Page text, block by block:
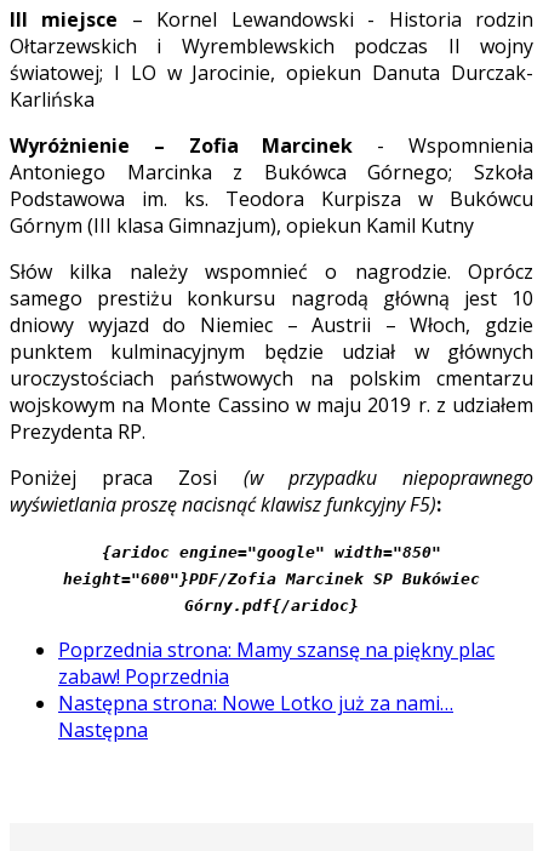
III miejsce – Kornel Lewandowski - Historia rodzin
Ołtarzewskich i Wyremblewskich podczas II wojny
światowej; I LO w Jarocinie, opiekun Danuta Durczak-
Karlińska
Wyróżnienie – Zofia Marcinek - Wspomnienia
Antoniego Marcinka z Bukówca Górnego; Szkoła
Podstawowa im. ks. Teodora Kurpisza w Bukówcu
Górnym (III klasa Gimnazjum), opiekun Kamil Kutny
Słów kilka należy wspomnieć o nagrodzie. Oprócz
samego prestiżu konkursu nagrodą główną jest 10
dniowy wyjazd do Niemiec – Austrii – Włoch, gdzie
punktem kulminacyjnym będzie udział w głównych
uroczystościach państwowych na polskim cmentarzu
wojskowym na Monte Cassino w maju 2019 r. z udziałem
Prezydenta RP.
Poniżej praca Zosi (w przypadku niepoprawnego
wyświetlania proszę nacisnąć klawisz funkcyjny F5):
{aridoc engine="google" width="850"
height="600"}PDF/Zofia Marcinek SP Bukówiec
Górny.pdf{/aridoc}
Poprzednia strona: Mamy szansę na piękny plac
zabaw! Poprzednia
Następna strona: Nowe Lotko już za nami…
Następna